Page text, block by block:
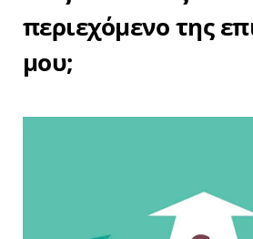
περιεχόμενο της
μου;